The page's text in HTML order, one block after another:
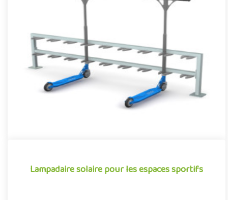
Ratelier parking à trottinettes
Parking à trottinettes pour aménagements publics sous forme
de râtelier. Structure métallique de 2 mètres de largeur
permetta..
Lampadaire solaire pour les espaces sportifs